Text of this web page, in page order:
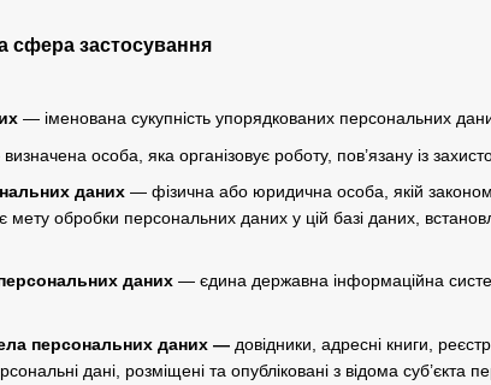
сфера застосування
— іменована сукупність упорядкованих персональних
особа, яка організовує роботу, пов’язану із
даних — фізична або юридична особа, якій
мету обробки персональних даних у цій базі даних,
даних — єдина державна інформаційна
персональних даних — довідники, адресні книги,
дані, розміщені та опубліковані з відома